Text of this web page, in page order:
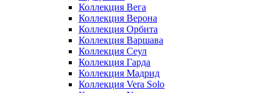
Коллекция Вега
Коллекция Верона
Коллекция Орбита
Коллекция Варшава
Коллекция Сеул
Коллекция Гарда
Коллекция Мадрид
Коллекция Vera Solo